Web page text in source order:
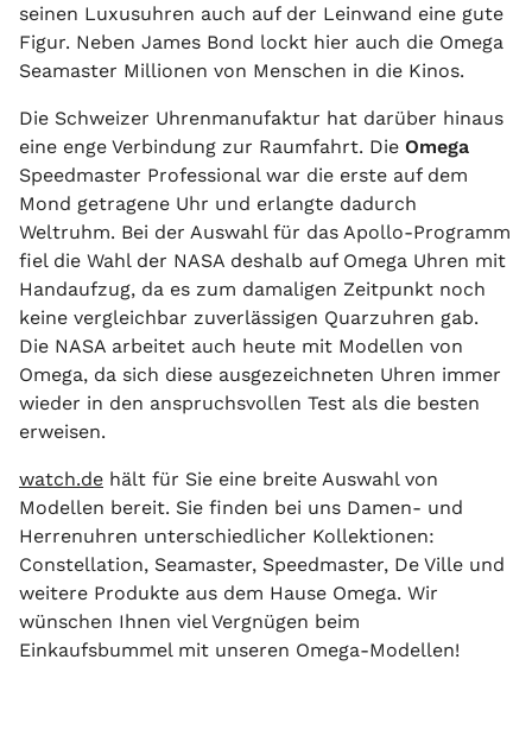
seinen Luxusuhren auch auf der Leinwand eine gute
Figur. Neben James Bond lockt hier auch die Omega
Seamaster Millionen von Menschen in die Kinos.
Die Schweizer Uhrenmanufaktur hat darüber hinaus
eine enge Verbindung zur Raumfahrt. Die Omega
Speedmaster Professional war die erste auf dem
Mond getragene Uhr und erlangte dadurch
Weltruhm. Bei der Auswahl für das Apollo-Programm
fiel die Wahl der NASA deshalb auf Omega Uhren mit
Handaufzug, da es zum damaligen Zeitpunkt noch
keine vergleichbar zuverlässigen Quarzuhren gab.
Die NASA arbeitet auch heute mit Modellen von
Omega, da sich diese ausgezeichneten Uhren immer
wieder in den anspruchsvollen Test als die besten
erweisen.
watch.de hält für Sie eine breite Auswahl von
Modellen bereit. Sie finden bei uns Damen- und
Herrenuhren unterschiedlicher Kollektionen:
Constellation, Seamaster, Speedmaster, De Ville und
weitere Produkte aus dem Hause Omega. Wir
wünschen Ihnen viel Vergnügen beim
Einkaufsbummel mit unseren Omega-Modellen!